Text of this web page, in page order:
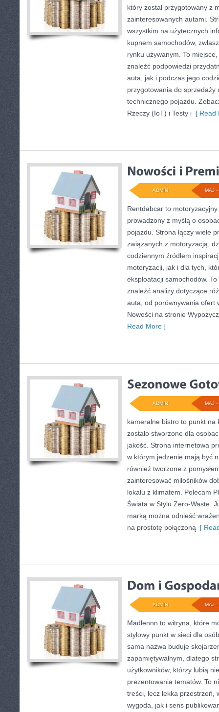
który został przygotowany z
zainteresowanych autami.
wszystkim na użytecznych
kupnem samochodów,
rynku używanym. To
znaleźć podpowiedzi
auta, jak i podczas jego
przygotowania do sprzedaży
technicznego pojazdu.
Rzeczy (IoT) i Testy i [ Read
MAJ -
ADMIN
Rentdabcar to
prowadzony z myślą o
pojazdu. Strona łączy wiele
związanych z motoryzacją,
codziennym źródłem
motoryzacji, jak i dla tych,
eksploatacji samochodów.
znaleźć analizy dotyczące
auta, od porównywania ofert
Nowości na stronie
Read More ]
MAJ -
ADMIN
kameralne bistro to punkt na
zostało stworzone dla
jakość. Strona internetowa
w którym jedzenie mają być
również tworzone z
zainteresować miłośników
lokalu z klimatem. Polecam
Świata w Stylu Zero-Waste.
marką można odnieść
na prostotę połączoną [
MAJ -
ADMIN
Madlennn to witryna, które
stylowy punkt w sieci dla
sama nazwa buduje
zapamiętywalnym, dlatego
użytkowników, którzy lubią
prezentowania tematów. To
treści, lecz lekka przestrzeń,
wygoda, jak i sens